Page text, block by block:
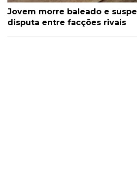
Jovem morre baleado e
disputa entre facções rivais